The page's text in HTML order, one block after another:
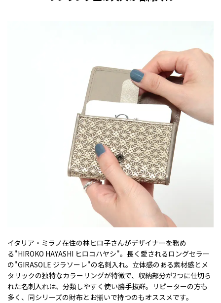
イタリア・ミラノ在住の林ヒロ子さんがデザイナーを務め
る"HIROKO HAYASHI ヒロコハヤシ"。長く愛されるロングセラー
の"GIRASOLE ジラソーレ"の名刺入れ。立体感のある素材感とメ
タリックの独特なカラーリングが特徴で、収納部分が2つに仕切ら
れた名刺入れは、分類しやすく使い勝手抜群。リピーターの方も
多く、同シリーズの財布とお揃いで持つのもオススメです。